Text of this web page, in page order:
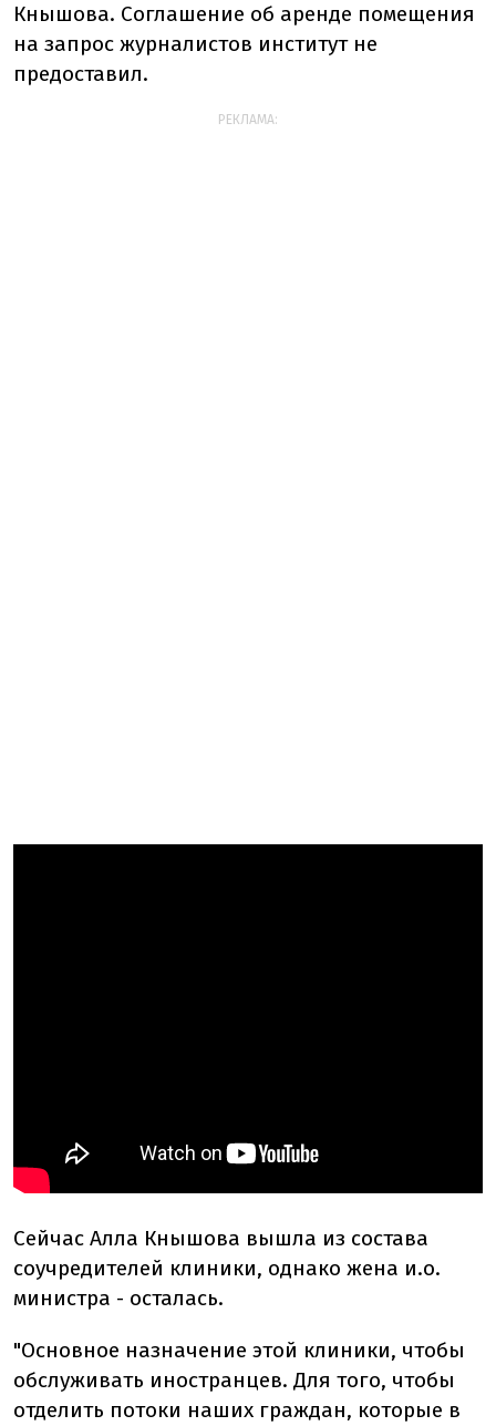
Кнышова. Соглашение об аренде помещения
на запрос журналистов институт не
предоставил.
РЕКЛАМА:
Сейчас Алла Кнышова вышла из состава
соучредителей клиники, однако жена и.о.
министра - осталась.
"Основное назначение этой клиники, чтобы
обслуживать иностранцев. Для того, чтобы
отделить потоки наших граждан, которые в